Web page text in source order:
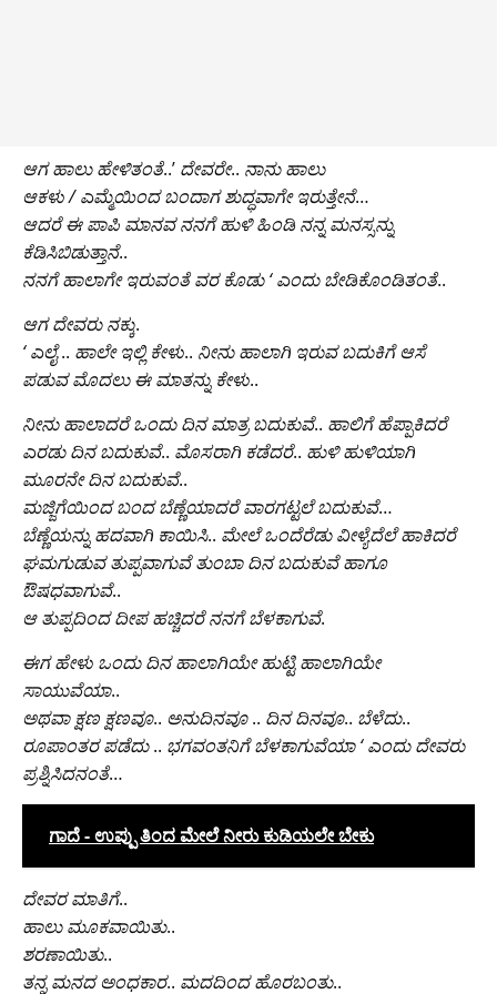
ಆಗ ಹಾಲು ಹೇಳಿತಂತೆ..’ ದೇವರೇ.. ನಾನು ಹಾಲು
ಆಕಳು / ಎಮ್ಮೆಯಿಂದ ಬಂದಾಗ ಶುದ್ಧವಾಗೇ ಇರುತ್ತೇನೆ…
ಆದರೆ ಈ ಪಾಪಿ ಮಾನವ ನನಗೆ ಹುಳಿ ಹಿಂಡಿ ನನ್ನ ಮನಸ್ಸನ್ನು
ಕೆಡಿಸಿಬಿಡುತ್ತಾನೆ..
ನನಗೆ ಹಾಲಾಗೇ ಇರುವಂತೆ ವರ ಕೊಡು ‘ ಎಂದು ಬೇಡಿಕೊಂಡಿತಂತೆ..
ಆಗ ದೇವರು ನಕ್ಕು.
‘ ಎಲೈ.. ಹಾಲೇ ಇಲ್ಲಿ ಕೇಳು.. ನೀನು ಹಾಲಾಗಿ ಇರುವ ಬದುಕಿಗೆ ಆಸೆ
ಪಡುವ ಮೊದಲು ಈ ಮಾತನ್ನು ಕೇಳು..
ನೀನು ಹಾಲಾದರೆ ಒಂದು ದಿನ ಮಾತ್ರ ಬದುಕುವೆ.. ಹಾಲಿಗೆ ಹೆಪ್ಪಾಕಿದರೆ
ಎರಡು ದಿನ ಬದುಕುವೆ.. ಮೊಸರಾಗಿ ಕಡೆದರೆ.. ಹುಳಿ ಹುಳಿಯಾಗಿ
ಮೂರನೇ ದಿನ ಬದುಕುವೆ..
ಮಜ್ಜಿಗೆಯಿಂದ ಬಂದ ಬೆಣ್ಣೆಯಾದರೆ ವಾರಗಟ್ಟಲೆ ಬದುಕುವೆ…
ಬೆಣ್ಣೆಯನ್ನು ಹದವಾಗಿ ಕಾಯಿಸಿ.. ಮೇಲೆ ಒಂದೆರೆಡು ವೀಳ್ಯೆದೆಲೆ ಹಾಕಿದರೆ
ಘಮಗುಡುವ ತುಪ್ಪವಾಗುವೆ ತುಂಬಾ ದಿನ ಬದುಕುವೆ ಹಾಗೂ
ಔಷಧವಾಗುವೆ..
ಆ ತುಪ್ಪದಿಂದ ದೀಪ ಹಚ್ಚಿದರೆ ನನಗೆ ಬೆಳಕಾಗುವೆ.
ಈಗ ಹೇಳು ಒಂದು ದಿನ ಹಾಲಾಗಿಯೇ ಹುಟ್ಟಿ ಹಾಲಾಗಿಯೇ
ಸಾಯುವೆಯಾ..
ಅಥವಾ ಕ್ಷಣ ಕ್ಷಣವೂ.. ಅನುದಿನವೂ.. ದಿನ ದಿನವೂ.. ಬೆಳೆದು..
ರೂಪಾಂತರ ಪಡೆದು.. ಭಗವಂತನಿಗೆ ಬೆಳಕಾಗುವೆಯಾ ‘ ಎಂದು ದೇವರು
ಪ್ರಶ್ನಿಸಿದನಂತೆ…
ಗಾದೆ - ಉಪ್ಪು ತಿಂದ ಮೇಲೆ ನೀರು ಕುಡಿಯಲೇ ಬೇಕು
ದೇವರ ಮಾತಿಗೆ..
ಹಾಲು ಮೂಕವಾಯಿತು..
ಶರಣಾಯಿತು..
ತನ್ನ ಮನದ ಅಂಧಕಾರ.. ಮದದಿಂದ ಹೊರಬಂತು..